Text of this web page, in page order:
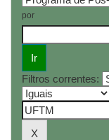
por
Filtros correntes: